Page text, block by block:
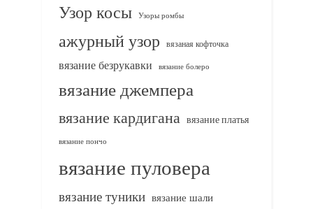
Узор косы Узоры ромбы
ажурный узор вязаная кофточка
вязание безрукавки вязание болеро
вязание джемпера
вязание кардигана вязание платья
вязание пончо
вязание пуловера
вязание туники вязание шали